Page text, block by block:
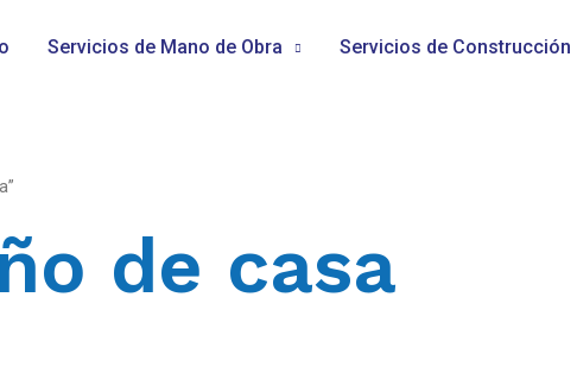
Servicios de Mano de Obra Servicios de Construcción
de casa